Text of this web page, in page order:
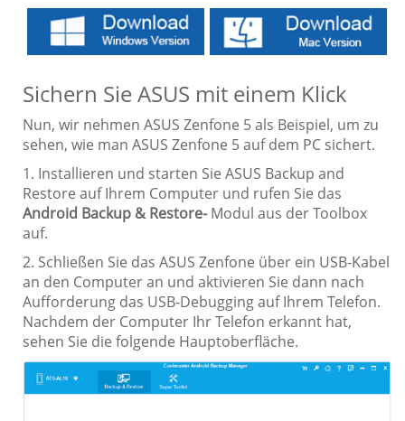
Sichern Sie ASUS mit einem Klick
Nun, wir nehmen ASUS Zenfone 5 als Beispiel, um zu
sehen, wie man ASUS Zenfone 5 auf dem PC sichert.
1. Installieren und starten Sie ASUS Backup and
Restore auf Ihrem Computer und rufen Sie das
Android Backup & Restore-Modul aus der Toolbox
auf.
2. Schließen Sie das ASUS Zenfone über ein USB-Kabel
an den Computer an und aktivieren Sie dann nach
Aufforderung das USB-Debugging auf Ihrem Telefon.
Nachdem der Computer Ihr Telefon erkannt hat,
sehen Sie die folgende Hauptoberfläche.